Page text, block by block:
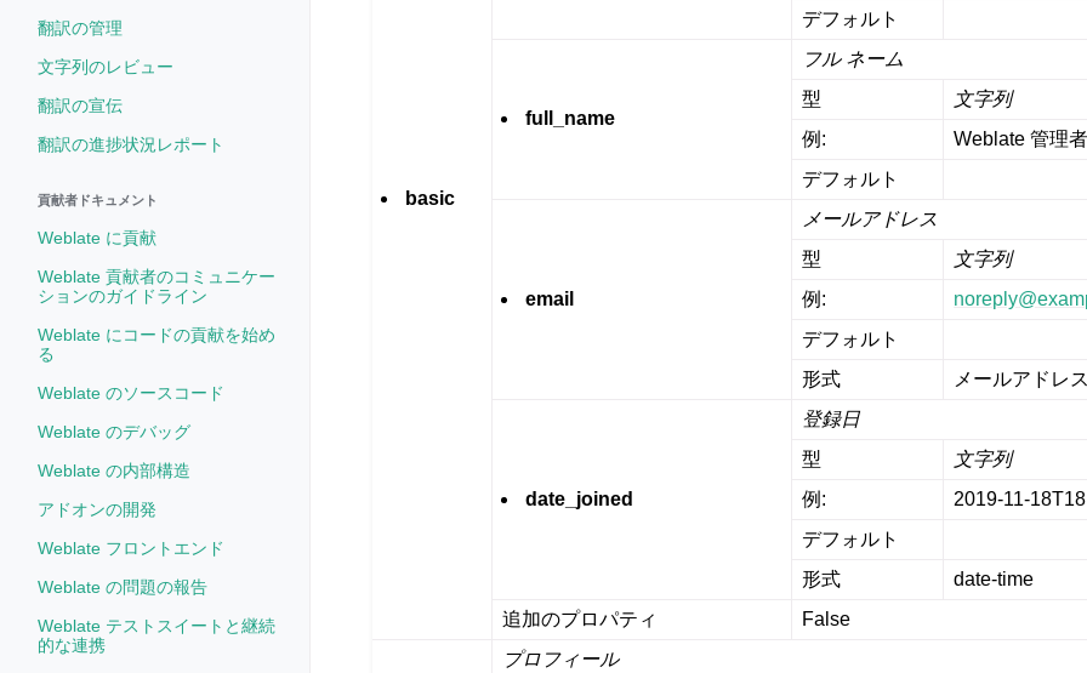
翻訳の管理
文字列のレビュー
翻訳の宣伝
翻訳の進捗状況レポート
貢献者ドキュメント
Weblate に貢献
Weblate 貢献者のコミュニケー
ションのガイドライン
Weblate にコードの貢献を始め
る
Weblate のソースコード
Weblate のデバッグ
Weblate の内部構造
アドオンの開発
Weblate フロントエンド
Weblate の問題の報告
Weblate テストスイートと継続
的な連携
basic
デフォルト
full_name
フル ネーム
型
文字列
例:
Weblate 管理
デフォルト
email
メールアドレス
型
文字列
例:
noreply@
デフォルト
形式
メールアドレ
date_joined
登録日
型
文字列
例:
2019-11-
デフォルト
形式
date-time
追加のプロパティ
False
プロフィール